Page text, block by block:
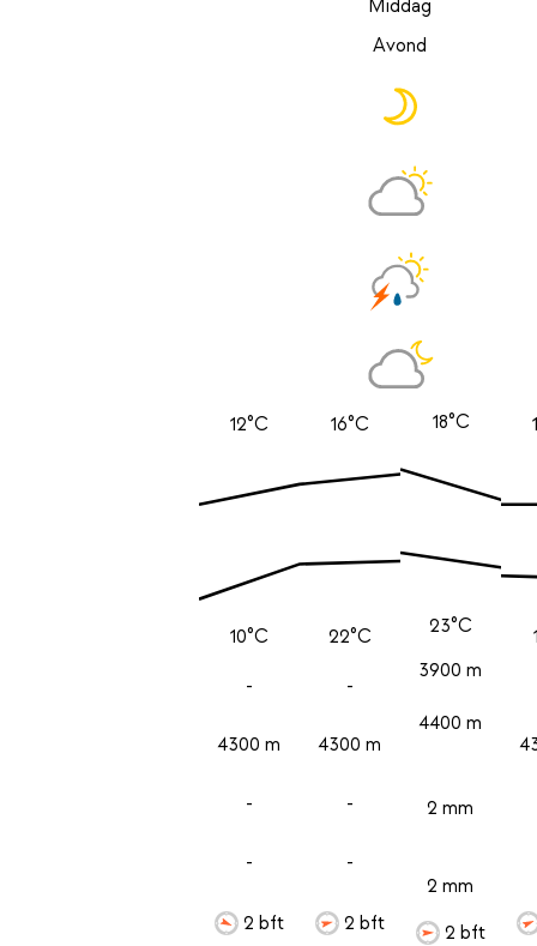
Middag
Avond
12°C
10°C
-
4300 m
-
-
2 bft
16°C
22°C
-
4300 m
-
-
2 bft
18°C
23°C
3900 m
4400 m
2 mm
2 mm
2 bft